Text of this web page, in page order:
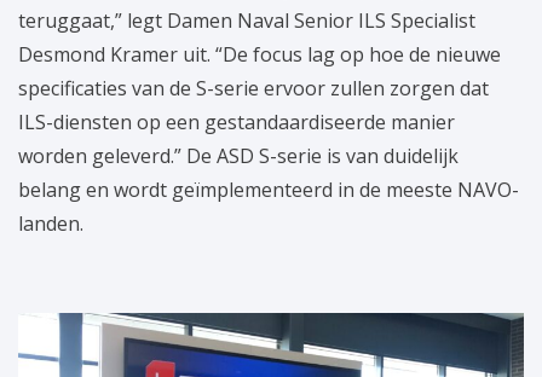
teruggaat,” legt Damen Naval Senior ILS Specialist
Desmond Kramer uit. “De focus lag op hoe de nieuwe
specificaties van de S-serie ervoor zullen zorgen dat
ILS-diensten op een gestandaardiseerde manier
worden geleverd.” De ASD S-serie is van duidelijk
belang en wordt geïmplementeerd in de meeste NAVO-
landen.